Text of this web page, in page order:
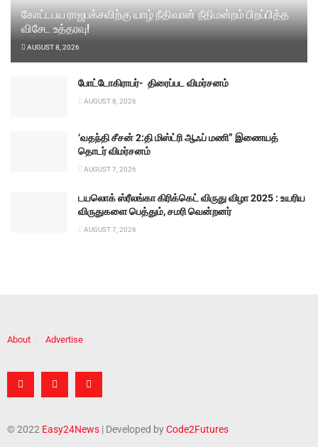
கோட்டபய ராஜபக்சவிற்கு யாழ் நீதிவான் நீதிமன்றம் பிறப்பித்த
விசேட உத்தரவு!
AUGUST 8, 2026
போட்டோகிராபர்- ‌ திரைப்பட விமர்சனம்
AUGUST 8, 2026
‘வதந்தி சீசன் 2:தி மிஸ்ட்ரி ஆஃப் மணி” இணையத்
தொடர் விமர்சனம்
AUGUST 7, 2026
டயலொக் ஸ்ரீலங்கா கிரிக்கெட் விருது விழா 2025 : உயரிய
விருதுகளை பெத்தும், சமரி வென்றனர்
AUGUST 7, 2026
About Advertise
© 2022 Easy24News | Developed byCode2Futures